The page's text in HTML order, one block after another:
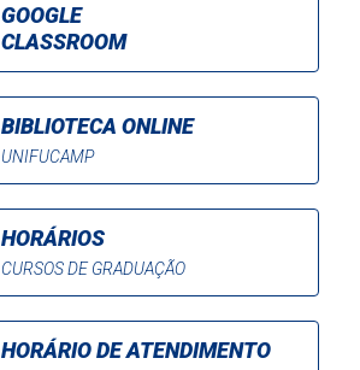
GOOGLE
CLASSROOM
BIBLIOTECA ONLINE
UNIFUCAMP
HORÁRIOS
CURSOS DE GRADUAÇÃO
HORÁRIO DE ATENDIMENTO